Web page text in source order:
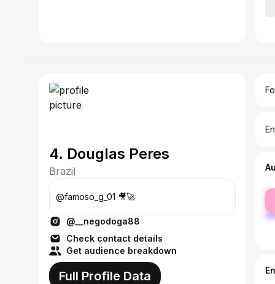
4. Douglas Peres
Brazil
@famoso_g_01 🎥🚀
@__negodoga88
Check contact details
Get audience breakdown
Full Profile Data